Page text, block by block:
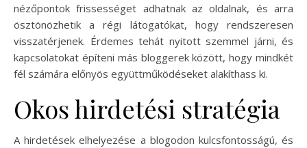
nézőpontok frissességet adhatnak az oldalnak, és arra
ösztönözhetik a régi látogatókat, hogy rendszeresen
visszatérjenek. Érdemes tehát nyitott szemmel járni, és
kapcsolatokat építeni más bloggerek között, hogy mindkét
fél számára előnyös együttműködéseket alakíthass ki.
Okos hirdetési stratégia
A hirdetések elhelyezése a blogodon kulcsfontosságú, és